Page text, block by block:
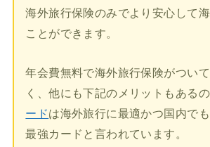
海外旅行保険のみでより安心して
ことができます。
年会費無料で海外旅行保険がつい
く、他にも下記のメリットもあるの
ードは海外旅行に最適かつ国内で
最強カードと言われています。